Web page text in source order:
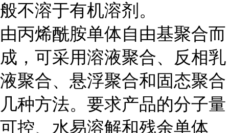
般不溶于有机溶剂。
由丙烯酰胺单体自由基聚合而
成，可采用溶液聚合、反相乳
液聚合、悬浮聚合和固态聚合
几种方法。要求产品的分子量
可控、水易溶解和残余单体